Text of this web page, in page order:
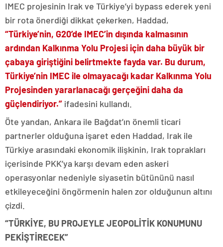
IMEC projesinin Irak ve Türkiye’yi bypass ederek yeni
bir rota önerdiği dikkat çekerken, Haddad,
“Türkiye’nin, G20’de IMEC’in dışında kalmasının
ardından Kalkınma Yolu Projesi için daha büyük bir
çabaya giriştiğini belirtmekte fayda var. Bu durum,
Türkiye’nin IMEC ile olmayacağı kadar Kalkınma Yolu
Projesinden yararlanacağı gerçeğini daha da
güçlendiriyor.” ifadesini kullandı.
Öte yandan, Ankara ile Bağdat’ın önemli ticari
partnerler olduğuna işaret eden Haddad, Irak ile
Türkiye arasındaki ekonomik ilişkinin, Irak toprakları
içerisinde PKK’ya karşı devam eden askeri
operasyonlar nedeniyle siyasetin bütününü nasıl
etkileyeceğini öngörmenin halen zor olduğunun altını
çizdi.
“TÜRKİYE, BU PROJEYLE JEOPOLİTİK KONUMUNU
PEKİŞTİRECEK”